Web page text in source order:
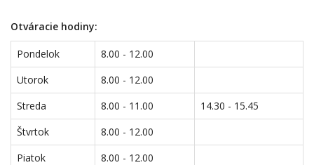
Otváracie hodiny:
Pondelok
8.00 - 12.00
Utorok
8.00 - 12.00
Streda
8.00 - 11.00
14.30 - 15.45
Štvrtok
8.00 - 12.00
Piatok
8.00 - 12.00